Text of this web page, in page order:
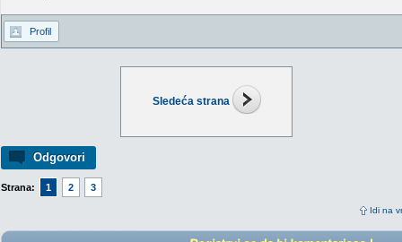
Sledeća strana
Odgovori
Strana: 1 2 3
Idi na
Profil